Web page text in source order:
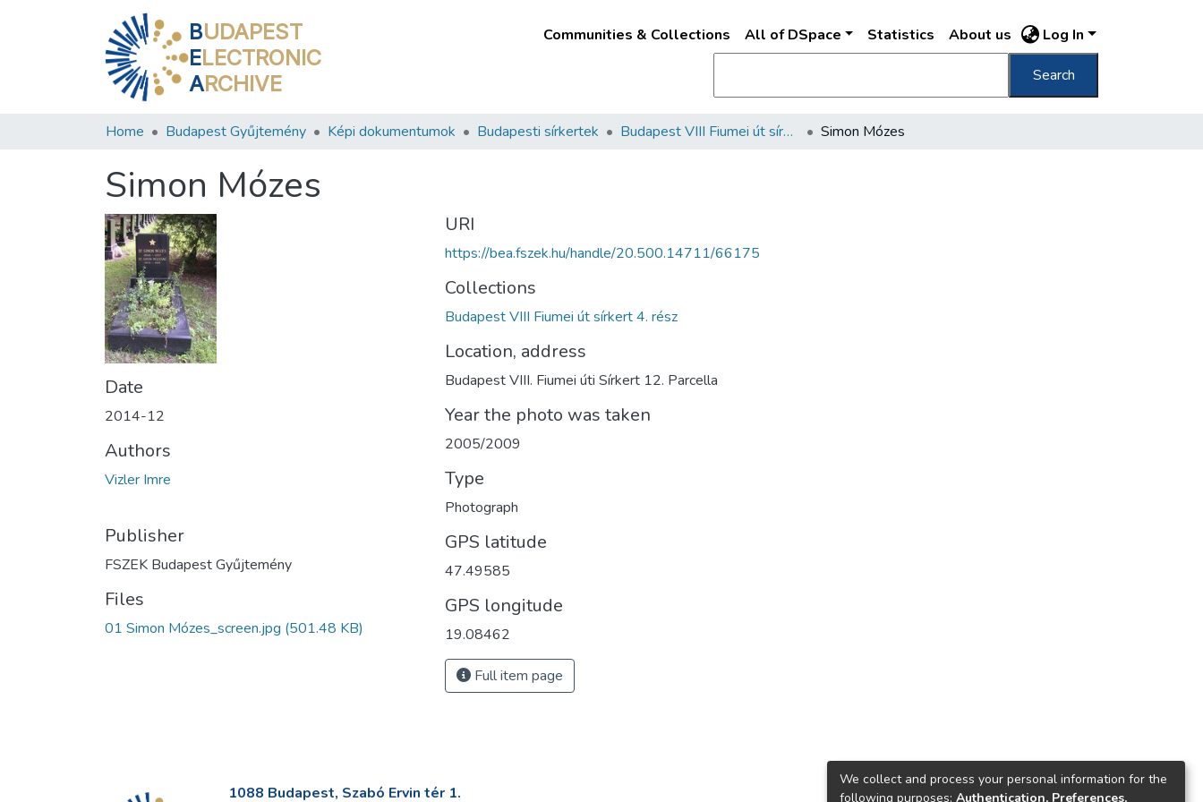
BUDAPEST
ELECTRONIC
ARCHIVE
Communities & Collections All of DSpace Statistics About us Log In
Search
Home Budapest Gyűjtemény Képi dokumentumok Budapesti sírkertek Budapest VIII Fiumei út sírkert 4. rész Simon Mózes
Simon Mózes
Date
2014-12
Authors
Vizler Imre
Publisher
FSZEK Budapest Gyűjtemény
Files
01 Simon Mózes_screen.jpg (501.48 KB)
URI
https://bea.fszek.hu/handle/20.500.14711/66175
Collections
Budapest VIII Fiumei út sírkert 4. rész
Location, address
Budapest VIII. Fiumei úti Sírkert 12. Parcella
Year the photo was taken
2005/2009
Type
Photograph
GPS latitude
47.49585
GPS longitude
19.08462
Full item page
1088 Budapest, Szabó Ervin tér 1.
We collect and process your personal information for the
following purposes: Authentication, Preferences,